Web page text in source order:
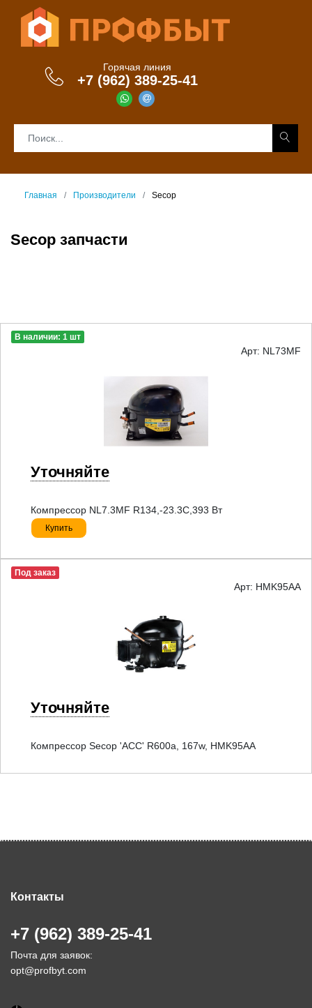
Горячая линия
+7 (962) 389-25-41
Главная Производители Secop
Secop запчасти
В наличии: 1 шт
Арт: NL73MF
Уточняйте
Компрессор NL7.3MF R134,-23.3С,393 Вт
Купить
Под заказ
Арт: HMK95AA
Уточняйте
Компрессор Secop 'ACC' R600a, 167w, HMK95AA
Контакты
+7 (962) 389-25-41
Почта для заявок:
opt@profbyt.com